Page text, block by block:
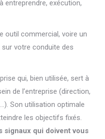
entreprendre, exécution,
outil commercial, voire un
votre conduite des
qui, bien utilisée, sert à
de l’entreprise (direction,
Son utilisation optimale
les objectifs fixés.
signaux qui doivent vous